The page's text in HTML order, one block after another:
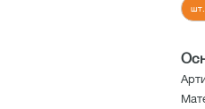
шт.